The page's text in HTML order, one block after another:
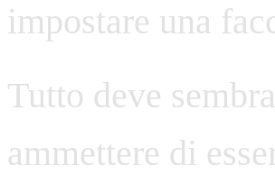
impostare una
Tutto deve
ammettere di